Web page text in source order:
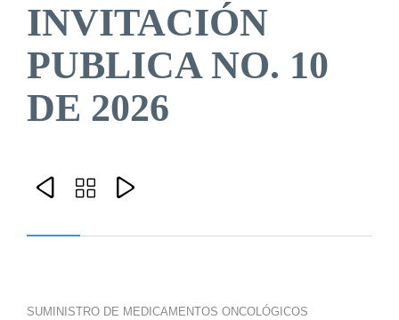
INVITACIÓN
PUBLICA NO. 10
DE 2026
  
SUMINISTRO DE MEDICAMENTOS ONCOLÓGICOS